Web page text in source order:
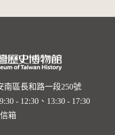
南區長和路一段250號
- 12:30、13:30 - 17:30
箱